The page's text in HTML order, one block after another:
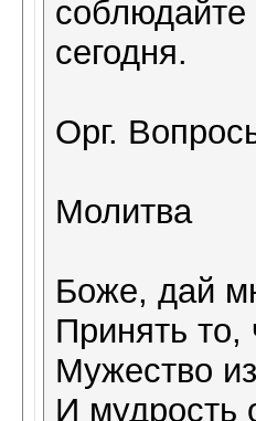
соблюдайте
сегодня.
Орг.
Молитва
Боже, дай
Принять то,
Мужество
И мудрость